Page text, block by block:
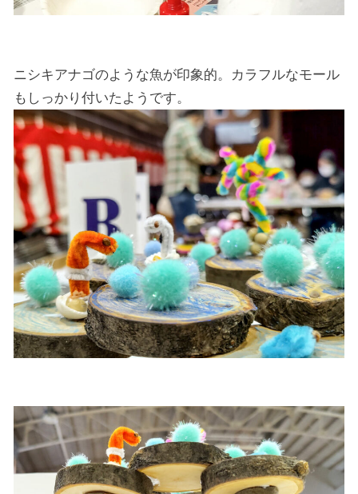
ニシキアナゴのような魚が印象的。カラフルなモール
もしっかり付いたようです。